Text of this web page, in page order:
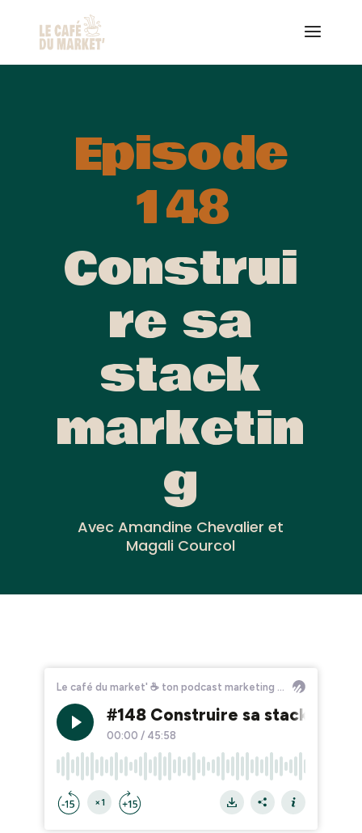
Episode
148
Construi
re sa
stack
marketin
g
Avec Amandine Chevalier et
Magali Courcol